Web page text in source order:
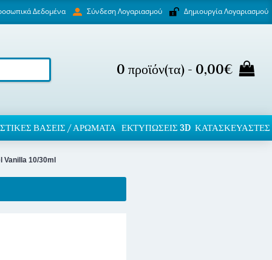
Δεδομένα Σύνδεση Λογαριασμού Δημιουργία Λογαριασμού
0 προϊόν(τα) - 0,00€
ΒΆΣΕΙΣ / ΑΡΏΜΑΤΑ ΕΚΤΥΠΏΣΕΙΣ 3D ΚΑΤΑΣΚΕΥΑΣΤΕΣ
Vanilla 10/30ml